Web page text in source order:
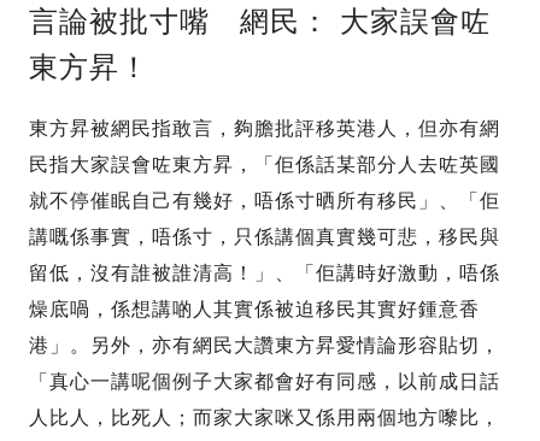
言論被批寸嘴 網民： 大家誤會咗
東方昇！
東方昇被網民指敢言，夠膽批評移英港人，但亦有網
民指大家誤會咗東方昇，「佢係話某部分人去咗英國
就不停催眠自己有幾好，唔係寸晒所有移民」、「佢
講嘅係事實，唔係寸，只係講個真實幾可悲，移民與
留低，沒有誰被誰清高！」、「佢講時好激動，唔係
燥底喎，係想講啲人其實係被迫移民其實好鍾意香
港」。另外，亦有網民大讚東方昇愛情論形容貼切，
「真心一講呢個例子大家都會好有同感，以前成日話
人比人，比死人；而家大家咪又係用兩個地方嚟比，